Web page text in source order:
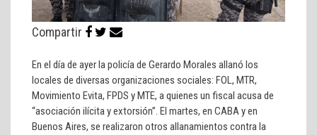
Compartir
En el día de ayer la policía de Gerardo Morales allanó los
locales de diversas organizaciones sociales: FOL, MTR,
Movimiento Evita, FPDS y MTE, a quienes un fiscal acusa de
“asociación ilícita y extorsión”. El martes, en CABA y en
Buenos Aires, se realizaron otros allanamientos contra la